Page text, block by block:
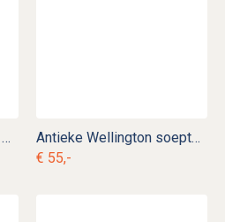
Drie antieke porseleinen Chinese Qing kommen ag. k 14
Antieke Wellington soepterinne op voet ag. d 9
€ 55,-